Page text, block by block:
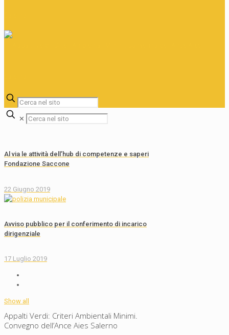
✕
Al via le attività dell’hub di competenze e saperi
Fondazione Saccone
22 Giugno 2019
Avviso pubblico per il conferimento di incarico
dirigenziale
17 Luglio 2019
Show all
Appalti Verdi: Criteri Ambientali Minimi.
Convegno dell’Ance Aies Salerno